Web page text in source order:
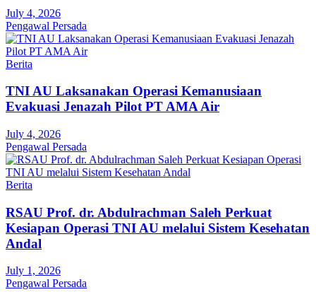
July 4, 2026
Pengawal Persada
Berita
TNI AU Laksanakan Operasi Kemanusiaan
Evakuasi Jenazah Pilot PT AMA Air
July 4, 2026
Pengawal Persada
Berita
RSAU Prof. dr. Abdulrachman Saleh Perkuat
Kesiapan Operasi TNI AU melalui Sistem Kesehatan
Andal
July 1, 2026
Pengawal Persada